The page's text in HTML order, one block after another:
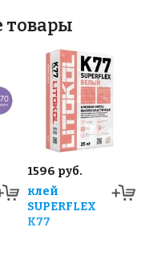
товары
1596 руб.
клей
SUPERFLEX
K77